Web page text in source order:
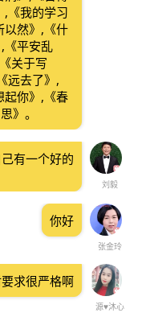
,《我的学习
以然》,《什
《平安乱
关于写
远去了》,
起你》,《春
》。
刘毅
有一个好的
张金玲
你好
源♥沐心
求很严格啊